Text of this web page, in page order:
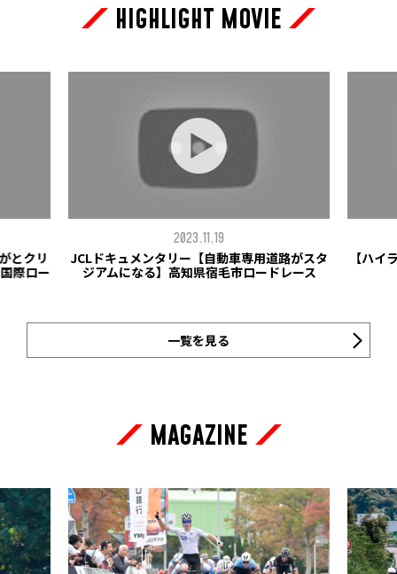
HIGHLIGHT MOVIE
とクリ
際ロー
2023.11.19
JCLドキュメンタリー【自動車専用道路がスタ
ジアムになる】高知県宿毛市ロードレース
【ハイ
一覧を見る
MAGAZINE